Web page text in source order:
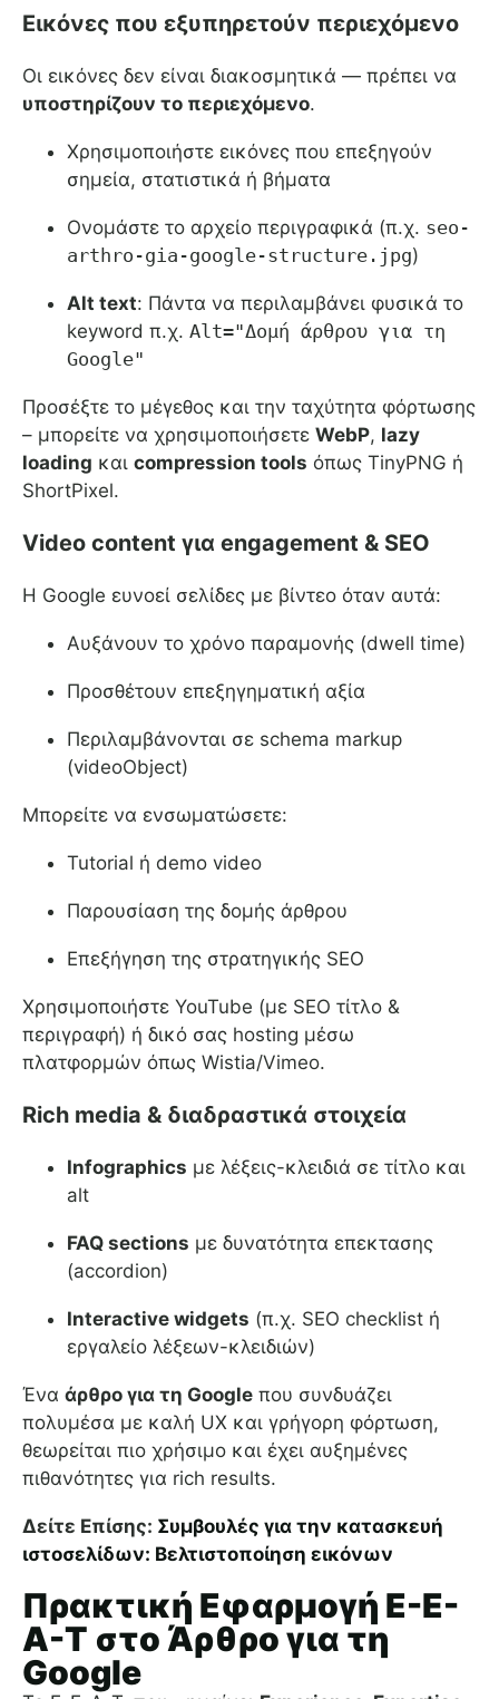
Εικόνες που εξυπηρετούν περιεχόμενο
Οι εικόνες δεν είναι διακοσμητικά — πρέπει να
υποστηρίζουν το περιεχόμενο.
Χρησιμοποιήστε εικόνες που επεξηγούν
σημεία, στατιστικά ή βήματα
Ονομάστε το αρχείο περιγραφικά (π.χ. seo-
arthro-gia-google-structure.jpg)
Alt text: Πάντα να περιλαμβάνει φυσικά το
keyword π.χ. Alt="Δομή άρθρου για τη
Google"
Προσέξτε το μέγεθος και την ταχύτητα φόρτωσης
– μπορείτε να χρησιμοποιήσετε WebP, lazy
loading και compression tools όπως TinyPNG ή
ShortPixel.
Video content για engagement & SEO
Η Google ευνοεί σελίδες με βίντεο όταν αυτά:
Αυξάνουν το χρόνο παραμονής (dwell time)
Προσθέτουν επεξηγηματική αξία
Περιλαμβάνονται σε schema markup
(videoObject)
Μπορείτε να ενσωματώσετε:
Tutorial ή demo video
Παρουσίαση της δομής άρθρου
Επεξήγηση της στρατηγικής SEO
Χρησιμοποιήστε YouTube (με SEO τίτλο &
περιγραφή) ή δικό σας hosting μέσω
πλατφορμών όπως Wistia/Vimeo.
Rich media & διαδραστικά στοιχεία
Infographics με λέξεις-κλειδιά σε τίτλο και
alt
FAQ sections με δυνατότητα επεκτασης
(accordion)
Interactive widgets (π.χ. SEO checklist ή
εργαλείο λέξεων-κλειδιών)
Ένα άρθρο για τη Google που συνδυάζει
πολυμέσα με καλή UX και γρήγορη φόρτωση,
θεωρείται πιο χρήσιμο και έχει αυξημένες
πιθανότητες για rich results.
Δείτε Επίσης: Συμβουλές για την κατασκευή
ιστοσελίδων: Βελτιστοποίηση εικόνων
Πρακτική Εφαρμογή E-E-
A-T στο Άρθρο για τη
Google